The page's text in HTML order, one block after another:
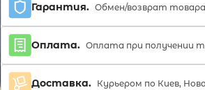
Гарантия. Обмен/возврат товара
Оплата. Оплата при получении
Доставка. Курьером по Киев,